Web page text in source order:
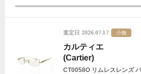
査定日 2026.07.17 小物
カルティエ
(Cartier)
CT0058O リムレスレンズ